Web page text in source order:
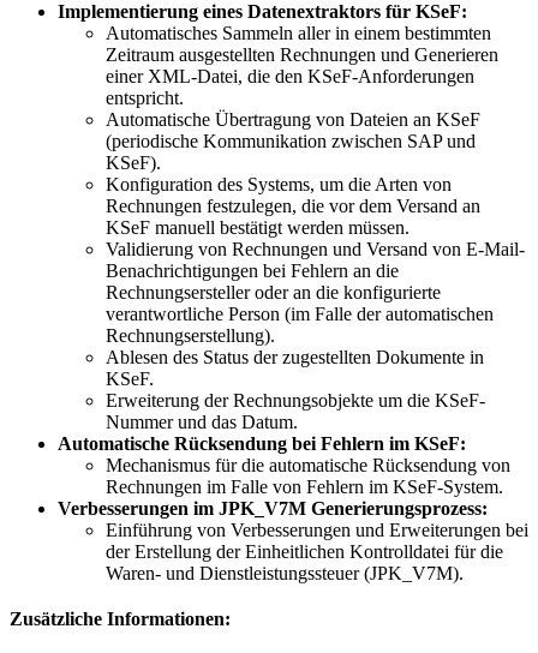
Implementierung eines Datenextraktors für KSeF:
Automatisches Sammeln aller in einem bestimmten
Zeitraum ausgestellten Rechnungen und Generieren
einer XML-Datei, die den KSeF-Anforderungen
entspricht.
Automatische Übertragung von Dateien an KSeF
(periodische Kommunikation zwischen SAP und
KSeF).
Konfiguration des Systems, um die Arten von
Rechnungen festzulegen, die vor dem Versand an
KSeF manuell bestätigt werden müssen.
Validierung von Rechnungen und Versand von E-Mail-
Benachrichtigungen bei Fehlern an die
Rechnungsersteller oder an die konfigurierte
verantwortliche Person (im Falle der automatischen
Rechnungserstellung).
Ablesen des Status der zugestellten Dokumente in
KSeF.
Erweiterung der Rechnungsobjekte um die KSeF-
Nummer und das Datum.
Automatische Rücksendung bei Fehlern im KSeF:
Mechanismus für die automatische Rücksendung von
Rechnungen im Falle von Fehlern im KSeF-System.
Verbesserungen im JPK_V7M Generierungsprozess:
Einführung von Verbesserungen und Erweiterungen bei
der Erstellung der Einheitlichen Kontrolldatei für die
Waren- und Dienstleistungssteuer (JPK_V7M).
Zusätzliche Informationen: